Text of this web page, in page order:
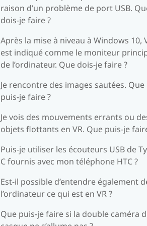
raison d’un problème de port USB.
dois-je faire ?
Après la mise à niveau à Windows 10,
est indiqué comme le moniteur
de l’ordinateur. Que dois-je faire ?
Je rencontre des images sautées. Que
puis-je faire ?
Je vois des mouvements errants ou
objets flottants en VR. Que puis-je
Puis-je utiliser les écouteurs USB de
C fournis avec mon téléphone HTC ?
Est-il possible d’entendre également
l’ordinateur ce qui est en VR ?
Que puis-je faire si la double caméra